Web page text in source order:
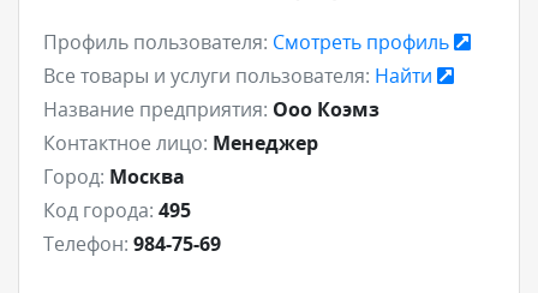
Профиль пользователя: Смотреть профиль
Все товары и услуги пользователя: Найти
Название предприятия: Ооо Коэмз
Контактное лицо: Менеджер
Город: Москва
Код города: 495
Телефон: 984-75-69